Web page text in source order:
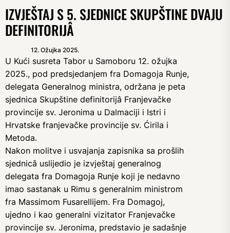
IZVJEŠTAJ S 5. SJEDNICE SKUPŠTINE DVAJU
DEFINITORIJÂ
12. Ožujka 2025.
U Kući susreta Tabor u Samoboru 12. ožujka
2025., pod predsjedanjem fra Domagoja Runje,
delegata Generalnog ministra, održana je peta
sjednica Skupštine definitorijâ Franjevačke
provincije sv. Jeronima u Dalmaciji i Istri i
Hrvatske franjevačke provincije sv. Ćirila i
Metoda.
Nakon molitve i usvajanja zapisnika sa prošlih
sjednicâ uslijedio je izvještaj generalnog
delegata fra Domagoja Runje koji je nedavno
imao sastanak u Rimu s generalnim ministrom
fra Massimom Fusarellijem. Fra Domagoj,
ujedno i kao generalni vizitator Franjevačke
provincije sv. Jeronima, predstavio je sadašnje